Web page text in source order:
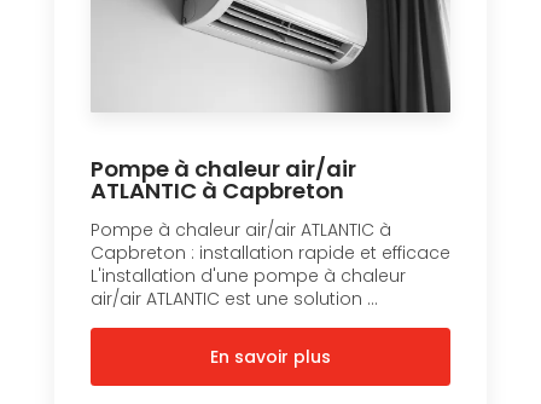
Pompe à chaleur air/air
ATLANTIC à Capbreton
Pompe à chaleur air/air ATLANTIC à
Capbreton : installation rapide et efficace
L'installation d'une pompe à chaleur
air/air ATLANTIC est une solution ...
En savoir plus